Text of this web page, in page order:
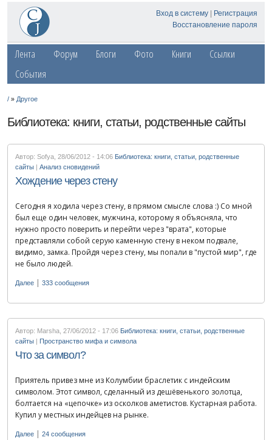
Вход в систему
Регистрация
Восстановление пароля
Лента Форум Блоги Фото Книги
Ссылки
События
/ » Другое
Библиотека: книги, статьи, родственные сайты
Автор: Sofya, 28/06/2012 - 14:06 Библиотека: книги, статьи, родственные
сайты
Анализ сновидений
Хождение через стену
Сегодня я ходила через стену, в прямом смысле слова :) Со мной
был еще один человек, мужчина, которому я объясняла, что
нужно просто поверить и перейти через "врата", которые
представляли собой серую каменную стену в неком подвале,
видимо, замка. Пройдя через стену, мы попали в "пустой мир", где
не было людей.
Далее | 333 сообщения
Автор: Marsha, 27/06/2012 - 17:06 Библиотека: книги, статьи, родственные
сайты
Пространство мифа и символа
Что за символ?
Приятель привез мне из Колумбии браслетик с индейским
символом. Этот символ, сделанный из дешёвенького золотца,
болтается на «цепочке» из осколков аметистов. Кустарная работа.
Купил у местных индейцев на рынке.
Далее | 24 сообщения